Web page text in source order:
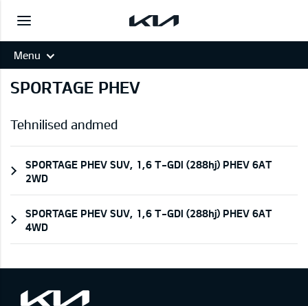
Menu
SPORTAGE PHEV
Tehnilised andmed
SPORTAGE PHEV SUV, 1,6 T-GDI (288hj) PHEV 6AT
2WD
SPORTAGE PHEV SUV, 1,6 T-GDI (288hj) PHEV 6AT
4WD